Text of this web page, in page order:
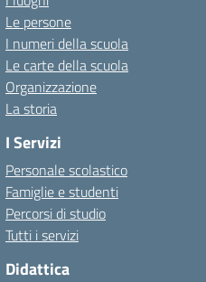
Le persone
I numeri della scuola
Le carte della scuola
Organizzazione
La storia
I Servizi
Personale scolastico
Famiglie e studenti
Percorsi di studio
Tutti i servizi
Didattica